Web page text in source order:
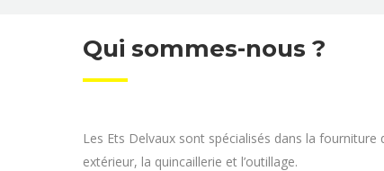
Qui sommes-nous ?
Les Ets Delvaux sont spécialisés dans la
extérieur, la quincaillerie et l’outillage.